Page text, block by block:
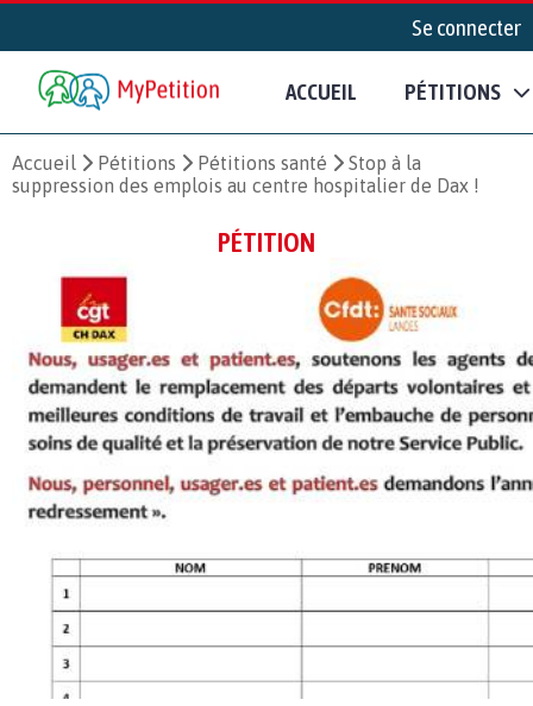
Se connecter
ACCUEIL PÉTITIONS
Accueil Pétitions Pétitions santé
Stop à la
suppression des emplois au centre hospitalier de Dax !
PÉTITION